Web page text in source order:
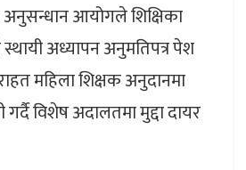
आयोगले शिक्षिका
अध्यापन अनुमतिपत्र पेश
महिला शिक्षक अनुदानमा
गर्दै विशेष अदालतमा मुद्दा दायर